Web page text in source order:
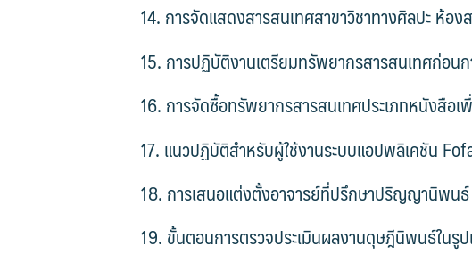
14. การจัดแสดงสารสนเทศสาขาวิชาทางศิลปะ
15. การปฏิบัติงานเตรียมทรัพยากรสารสนเทศก่อ
16. การจัดซื้อทรัพยากรสารสนเทศประเภทหนังสื
17. แนวปฏิบัติสำหรับผู้ใช้งานระบบแอปพลิเคชัน
18. การเสนอแต่งตั้งอาจารย์ที่ปรึกษาปริญญานิพ
19. ขั้นตอนการตรวจประเมินผลงานดุษฎีนิพนธ์ใน